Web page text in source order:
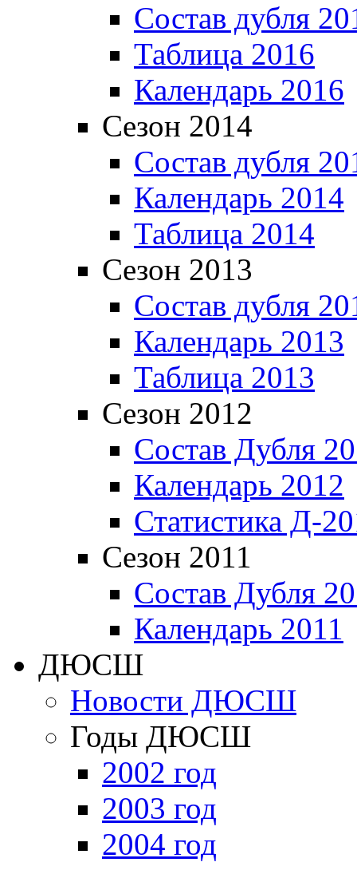
Состав дубля
Таблица 2016
Календарь 2016
Сезон 2014
Состав дубля
Календарь 2014
Таблица 2014
Сезон 2013
Состав дубля
Календарь 2013
Таблица 2013
Сезон 2012
Состав Дубля
Календарь 2012
Статистика Д-
Сезон 2011
Состав Дубля
Календарь 2011
ДЮСШ
Новости ДЮСШ
Годы ДЮСШ
2002 год
2003 год
2004 год